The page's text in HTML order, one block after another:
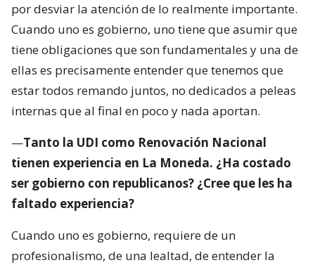
por desviar la atención de lo realmente importante.
Cuando uno es gobierno, uno tiene que asumir que
tiene obligaciones que son fundamentales y una de
ellas es precisamente entender que tenemos que
estar todos remando juntos, no dedicados a peleas
internas que al final en poco y nada aportan.
—Tanto la UDI como Renovación Nacional
tienen experiencia en La Moneda. ¿Ha costado
ser gobierno con republicanos? ¿Cree que les ha
faltado experiencia?
Cuando uno es gobierno, requiere de un
profesionalismo, de una lealtad, de entender la